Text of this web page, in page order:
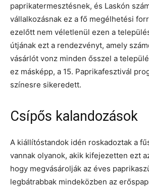
paprikatermesztésnek, és Laskón
vállalkozásnak ez a fő megélhetési
ezelőtt nem véletlenül ezen a
útjának ezt a rendezvényt, amely
vásárlót vonz minden ősszel a
ez másképp, a 15. Paprikafesztivál
színesre sikeredett.
Csípős kalandozások
A kiállítóstandok idén roskadoztak a
vannak olyanok, akik kifejezetten ezt
hogy megvásárolják az éves
legbátrabbak mindeközben az